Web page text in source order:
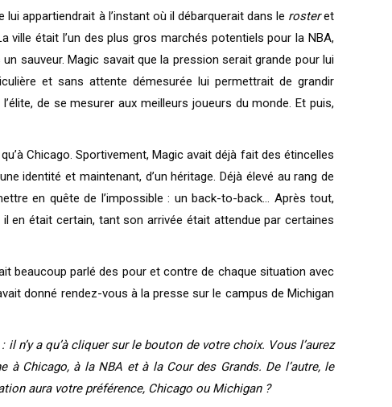
appartiendrait à l’instant où il débarquerait dans le rosteret
était l’un des plus gros marchés potentiels pour la NBA,
sauveur. Magic savait que la pression serait grande pour lui
et sans attente démesurée lui permettrait de grandir
de se mesurer aux meilleurs joueurs du monde. Et puis,
Chicago. Sportivement, Magic avait déjà fait des étincelles
identité et maintenant, d’un héritage. Déjà élevé au rang de
en quête de l’impossible : un back-to-back… Après tout,
en était certain, tant son arrivée était attendue par certaines
beaucoup parlé des pour et contre de chaque situation avec
donné rendez-vous à la presse sur le campus de Michigan
a qu’à cliquer sur le bouton de votre choix. Vous l’aurez
Chicago, à la NBA et à la Cour des Grands. De l’autre, le
aura votre préférence, Chicago ou Michigan ?